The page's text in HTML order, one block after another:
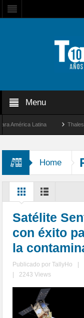
Menu
Latina Thales
Home
Satélite
con éxito
la
Publicado porTallyHo
2243 Views